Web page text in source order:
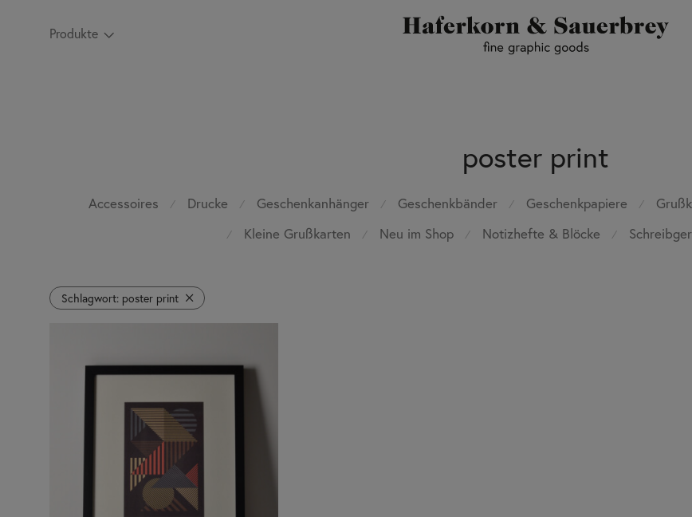
Produkte
poster print
Accessoires ⁄ Drucke ⁄ Geschenkanhänger ⁄ Geschenkbänder ⁄ Geschenkpapiere ⁄
⁄ Kleine Grußkarten ⁄ Neu im Shop ⁄ Notizhefte & Blöcke ⁄
Schlagwort: poster print